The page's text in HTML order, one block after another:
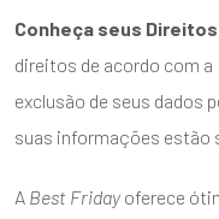
Conheça seus
direitos de acordo com a
exclusão de seus dados
suas informações estão
A Best Friday oferece